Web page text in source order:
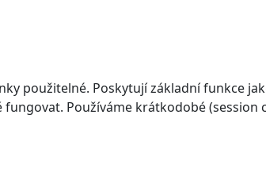
použitelné. Poskytují základní funkce
Používáme krátkodobé (session